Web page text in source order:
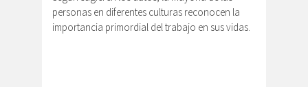
personas en diferentes culturas reconocen la
importancia primordial del trabajo en sus vidas.